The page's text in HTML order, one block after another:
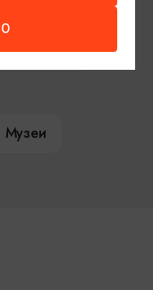
доехать
Музеи